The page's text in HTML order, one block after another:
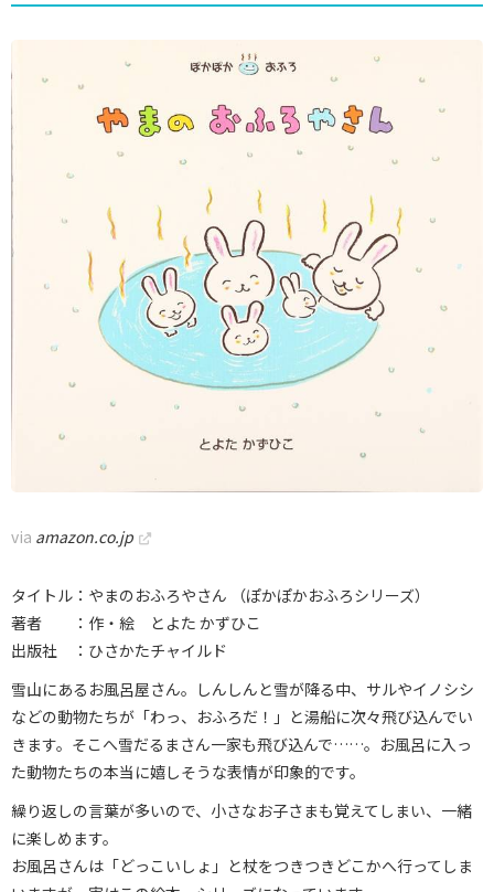
via amazon.co.jp
タイトル：やまのおふろやさん （ぽかぽかおふろシリーズ）
著者 ：作・絵 とよた かずひこ
出版社 ：ひさかたチャイルド
雪山にあるお風呂屋さん。しんしんと雪が降る中、サルやイノシシ
などの動物たちが「わっ、おふろだ！」と湯船に次々飛び込んでい
きます。そこへ雪だるまさん一家も飛び込んで……。お風呂に入っ
た動物たちの本当に嬉しそうな表情が印象的です。
繰り返しの言葉が多いので、小さなお子さまも覚えてしまい、一緒
に楽しめます。
お風呂さんは「どっこいしょ」と杖をつきつきどこかへ行ってしま